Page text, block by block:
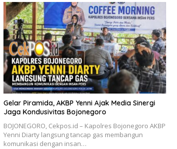
Gelar Piramida, AKBP Yenni Ajak Media Sinergi
Jaga Kondusivitas Bojonegoro
BOJONEGORO, Cekpos.id – Kapolres Bojonegoro AKBP
Yenni Diarty langsung tancap gas membangun
komunikasi dengan insan…